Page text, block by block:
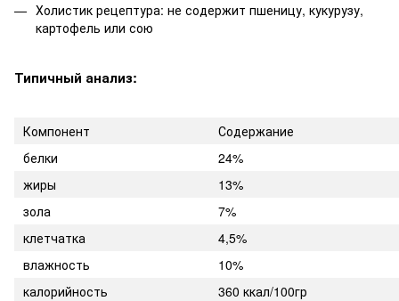
Холистик рецептура: не содержит пшеницу, кукурузу,
картофель или сою
Типичный анализ:
Компонент
Содержание
белки
24%
жиры
13%
зола
7%
клетчатка
4,5%
влажность
10%
калорийность
360 ккал/100гр